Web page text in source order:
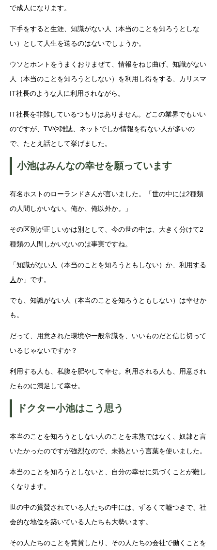
で成人になります。
下手をすると生涯、知識がない人（本当のことを知ろうとしな
い）として人生を送るのはないでしょうか。
ウソとホントをうまくおりまぜて、情報をねじ曲げ、知識がない
人（本当のことを知ろうとしない）を利用し得をする、カリスマ
IT社長のような人に利用されながら。
IT社長を非難しているつもりはありません。どこの業界でもいい
のですが、TVや雑誌、ネットでしか情報を得ない人が多いの
で、たとえ話として挙げました。
小池はみんなの幸せを願っています
有名ホストのローランドさんが言いました。「世の中には2種類
の人間しかいない。俺か、俺以外か。」
その区別が正しいかは別として、今の世の中は、大きく分けて2
種類の人間しかいないのは事実ですね。
「知識がない人 （本当のことを知ろうともしない）か、 利用する
人か」です。
でも、知識がない人（本当のことを知ろうともしない）は幸せか
も。
だって、用意された環境や一般常識を、いいものだと信じ切って
いるじゃないですか？
利用する人も、私腹を肥やして幸せ。利用される人も、用意され
たものに満足して幸せ。
ドクター小池はこう思う
本当のことを知ろうとしない人のことを未熟ではなく、奴隷と言
いたかったのですが強烈なので、未熟という言葉を使いました。
本当のことを知ろうとしないと、自分の幸せに気づくことが難し
くなります。
世の中の賞賛されている人たちの中には、ずるくて嘘つきで、社
会的な地位を築いている人たちも大勢います。
その人たちのことを賞賛したり、その人たちの会社で働くことを